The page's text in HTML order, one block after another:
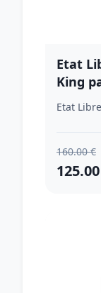
Etat
King
100 ml
Etat
160.00 €